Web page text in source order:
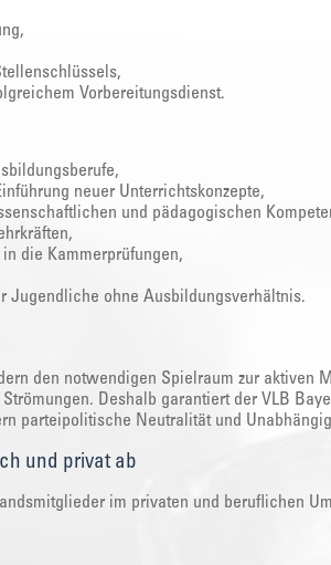
Vorbereitungsdienst.
neuer Unterrichtskonzepte,
und pädagogischen
die Kammerprüfungen,
Jugendliche ohne Ausbildungsverhältnis.
den notwendigen Spielraum zur aktiven
Deshalb garantiert der VLB
parteipolitische Neutralität und
und privat ab
im privaten und beruflichen